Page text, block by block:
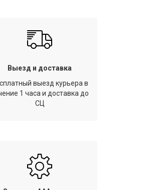
Выезд и доставка
выезд курьера в
1 часа и доставка до
СЦ